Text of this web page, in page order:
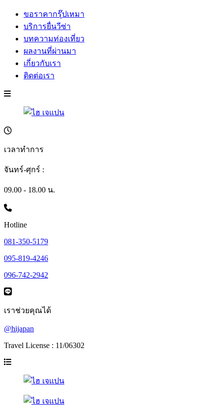
ขอราคากรุ๊ปเหมา
บริการยื่นวีซ่า
บทความท่องเที่ยว
ผลงานที่ผ่านมา
เกี่ยวกับเรา
ติดต่อเรา
เวลาทำการ
จันทร์-ศุกร์ :
09.00 - 18.00 น.
Hotline
081-350-5179
095-819-4246
096-742-2942
เราช่วยคุณได้
@hijapan
Travel License : 11/06302